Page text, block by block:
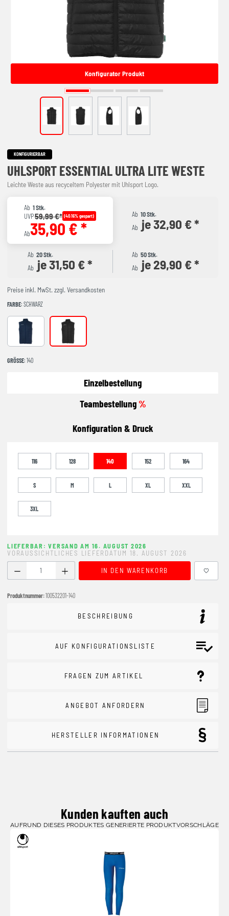
Konfigurator Produkt
KONFIGURIERBAR
UHLSPORT ESSENTIAL ULTRA LITE WESTE
Leichte Weste aus recyceltem Polyester mit Uhlsport Logo.
Ab 1 Stk.
UVP59,99 €* (40.16% gespart)
Ab35,90 € *
Ab 10 Stk.
Ab je 32,90 € *
Ab 20 Stk.
Ab je 31,50 € *
Ab 50 Stk.
Ab je 29,90 € *
Preise inkl. MwSt. zzgl. Versandkosten
FARBE: SCHWARZ
MARINE schwarz
GRÖSSE : 140
Einzelbestellung
Teambestellung%
Konfiguration & Druck
116 128 140 152 164
S M L XL XXL
3XL
LIEFERBAR: VERSAND AM 16. AUGUST 2026
VORAUSSICHTLICHES LIEFERDATUM 18. AUGUST 2026
Produkt Anzahl: Gib den gewünschten Wert ein oder
IN DEN WARENKORB
Produktnummer:100532201-140
BESCHREIBUNG
AUF KONFIGURATIONSLISTE
FRAGEN ZUM ARTIKEL
ANGEBOT ANFORDERN
HERSTELLER INFORMATIONEN
Kunden kauften auch
AUFRUND DIESES PRODUKTES GENERIERTE PRODUKTVORSCHLÄGE